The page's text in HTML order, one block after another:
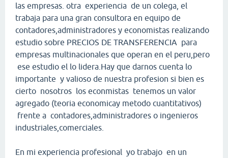
las empresas. otra experiencia de un colega, el
trabaja para una gran consultora en equipo de
contadores,administradores y economistas realizando
estudio sobre PRECIOS DE TRANSFERENCIA para
empresas multinacionales que operan en el peru,pero
ese estudio el lo lidera.Hay que darnos cuenta lo
importante y valioso de nuestra profesion si bien es
cierto nosotros los econmistas tenemos un valor
agregado (teoria economicay metodo cuantitativos)
frente a contadores,administradores o ingenieros
industriales,comerciales.
En mi experiencia profesional yo trabajo en un